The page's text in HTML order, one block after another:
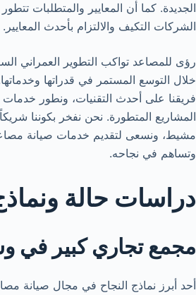
الجديدة. كما أن المعايير والمتطلبات
الشركات التكيف والالتزام بأحدث المعايير.
رؤى للمصاعد تواكب التطوير
خلال التوسع المستمر في قدراتها
فريقنا على أحدث التقنيات، ونطور خدمات
المشاريع المتطورة. نحن نفخر بكوننا
مشيط، ونسعى لتقديم خدمات صيانة
وتساهم في نجاحه.
دراسات حالة
مجمع تجاري كبير في
أحد أبرز نماذج النجاح في مجال